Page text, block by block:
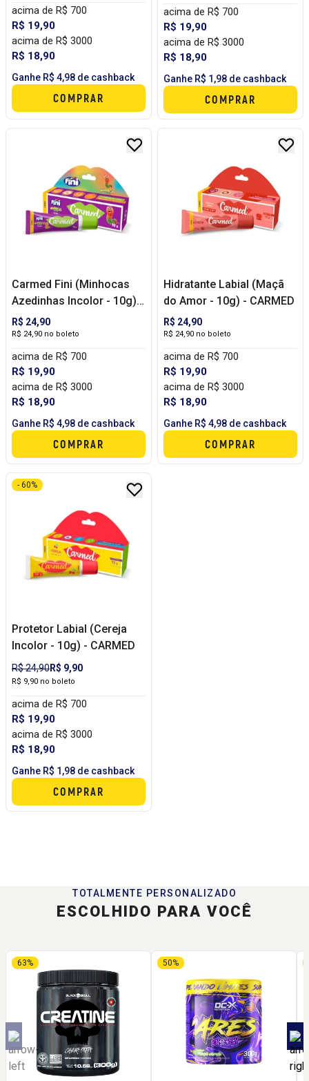
acima de R$ 700
R$ 19,90
acima de R$ 3000
R$ 18,90
Ganhe R$ 4,98 de cashback
COMPRAR
acima de R$ 700
R$ 19,90
acima de R$ 3000
R$ 18,90
Ganhe R$ 1,98 de cashback
COMPRAR
Carmed Fini (Minhocas
Azedinhas Incolor - 10g) -
CARMED
R$ 24,90
R$ 24,90 no boleto
acima de R$ 700
R$ 19,90
acima de R$ 3000
R$ 18,90
Ganhe R$ 4,98 de cashback
COMPRAR
Hidratante Labial (Maçã
do Amor - 10g) - CARMED
R$ 24,90
R$ 24,90 no boleto
acima de R$ 700
R$ 19,90
acima de R$ 3000
R$ 18,90
Ganhe R$ 4,98 de cashback
COMPRAR
Protetor Labial (Cereja
Incolor - 10g) - CARMED
R$ 24,90R$ 9,90
- 60%
R$ 9,90 no boleto
acima de R$ 700
R$ 19,90
acima de R$ 3000
R$ 18,90
Ganhe R$ 1,98 de cashback
COMPRAR
TOTALMENTE PERSONALIZADO
ESCOLHIDO PARA VOCÊ
63% 50%